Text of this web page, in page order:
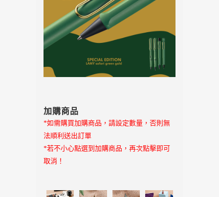
加購商品
*如需購買加購商品，請設定數量，否則無
法順利送出訂單
*若不小心點選到加購商品，再次點擊即可
取消！